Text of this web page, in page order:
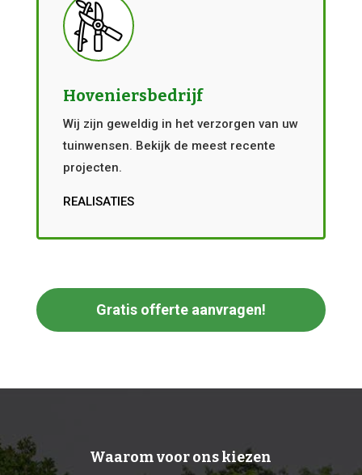
Hoveniersbedrijf
Wij zijn geweldig in het verzorgen van uw
tuinwensen. Bekijk de meest recente
projecten.
REALISATIES
Gratis offerte aanvragen!
Waarom voor ons kiezen